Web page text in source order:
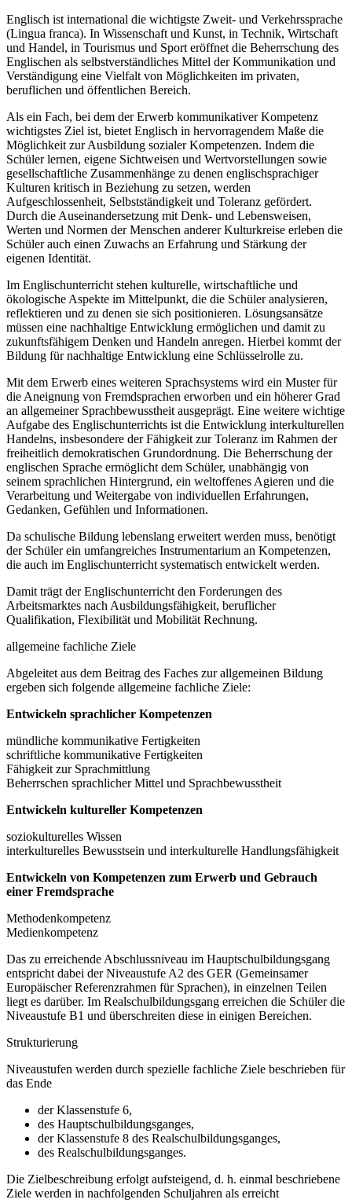
Englisch ist international die wichtigste Zweit- und Verkehrssprache
(Lingua franca). In Wissenschaft und Kunst, in Technik, Wirtschaft
und Handel, in Tourismus und Sport eröffnet die Beherrschung des
Englischen als selbstverständliches Mittel der Kommunikation und
Verständigung eine Vielfalt von Möglichkeiten im privaten,
beruflichen und öffentlichen Bereich.
Als ein Fach, bei dem der Erwerb kommunikativer Kompetenz
wichtigstes Ziel ist, bietet Englisch in hervorragendem Maße die
Möglichkeit zur Ausbildung sozialer Kompetenzen. Indem die
Schüler lernen, eigene Sichtweisen und Wertvorstellungen sowie
gesellschaftliche Zusammenhänge zu denen englischsprachiger
Kulturen kritisch in Beziehung zu setzen, werden
Aufgeschlossenheit, Selbstständigkeit und Toleranz gefördert.
Durch die Auseinandersetzung mit Denk- und Lebensweisen,
Werten und Normen der Menschen anderer Kulturkreise erleben die
Schüler auch einen Zuwachs an Erfahrung und Stärkung der
eigenen Identität.
Im Englischunterricht stehen kulturelle, wirtschaftliche und
ökologische Aspekte im Mittelpunkt, die die Schüler analysieren,
reflektieren und zu denen sie sich positionieren. Lösungsansätze
müssen eine nachhaltige Entwicklung ermöglichen und damit zu
zukunftsfähigem Denken und Handeln anregen. Hierbei kommt der
Bildung für nachhaltige Entwicklung eine Schlüsselrolle zu.
Mit dem Erwerb eines weiteren Sprachsystems wird ein Muster für
die Aneignung von Fremdsprachen erworben und ein höherer Grad
an allgemeiner Sprachbewusstheit ausgeprägt. Eine weitere wichtige
Aufgabe des Englischunterrichts ist die Entwicklung interkulturellen
Handelns, insbesondere der Fähigkeit zur Toleranz im Rahmen der
freiheitlich demokratischen Grundordnung. Die Beherrschung der
englischen Sprache ermöglicht dem Schüler, unabhängig von
seinem sprachlichen Hintergrund, ein weltoffenes Agieren und die
Verarbeitung und Weitergabe von individuellen Erfahrungen,
Gedanken, Gefühlen und Informationen.
Da schulische Bildung lebenslang erweitert werden muss, benötigt
der Schüler ein umfangreiches Instrumentarium an Kompetenzen,
die auch im Englischunterricht systematisch entwickelt werden.
Damit trägt der Englischunterricht den Forderungen des
Arbeitsmarktes nach Ausbildungsfähigkeit, beruflicher
Qualifikation, Flexibilität und Mobilität Rechnung.
allgemeine fachliche Ziele
Abgeleitet aus dem Beitrag des Faches zur allgemeinen Bildung
ergeben sich folgende allgemeine fachliche Ziele:
Entwickeln sprachlicher Kompetenzen
mündliche kommunikative Fertigkeiten
schriftliche kommunikative Fertigkeiten
Fähigkeit zur Sprachmittlung
Beherrschen sprachlicher Mittel und Sprachbewusstheit
Entwickeln kultureller Kompetenzen
soziokulturelles Wissen
interkulturelles Bewusstsein und interkulturelle Handlungsfähigkeit
Entwickeln von Kompetenzen zum Erwerb und Gebrauch
einer Fremdsprache
Methodenkompetenz
Medienkompetenz
Das zu erreichende Abschlussniveau im Hauptschulbildungsgang
entspricht dabei der Niveaustufe A2 des GER (Gemeinsamer
Europäischer Referenzrahmen für Sprachen), in einzelnen Teilen
liegt es darüber. Im Realschulbildungsgang erreichen die Schüler die
Niveaustufe B1 und überschreiten diese in einigen Bereichen.
Strukturierung
Niveaustufen werden durch spezielle fachliche Ziele beschrieben für
das Ende
der Klassenstufe 6,
des Hauptschulbildungsganges,
der Klassenstufe 8 des Realschulbildungsganges,
des Realschulbildungsganges.
Die Zielbeschreibung erfolgt aufsteigend, d. h. einmal beschriebene
Ziele werden in nachfolgenden Schuljahren als erreicht